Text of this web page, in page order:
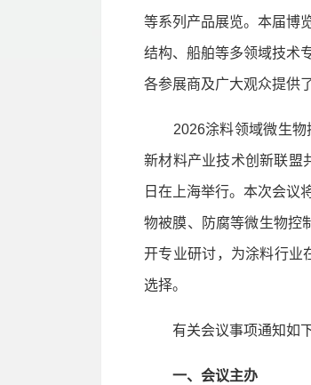
等系列产品展览。本届博
结构、船舶等多领域技术
各参展商及广大观众提供
2026涂料领域微生物
新材料产业技术创新联盟
日在上海举行。本次会议
物被膜、防腐等微生物控
开专业研讨，为涂料行业
选择。
有关会议事项通知如下
一、会议主办